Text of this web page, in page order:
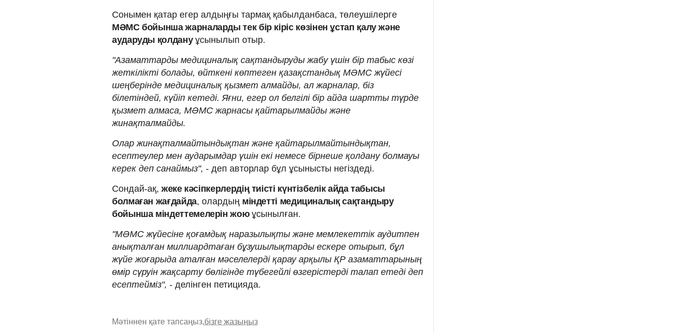
Сонымен қатар егер алдыңғы тармақ қабылданбаса, төлеушілерге
МӘМС бойынша жарналарды тек бір кіріс көзінен ұстап қалу және
аударуды қолдануұсынылып отыр.
"Азаматтарды медициналық сақтандыруды жабу үшін бір табыс көзі
жеткілікті болады, өйткені көптеген қазақстандық МӘМС жүйесі
шеңберінде медициналық қызмет алмайды, ал жарналар, біз
білетіндей, күйіп кетеді. Яғни, егер ол белгілі бір айда шартты түрде
қызмет алмаса, МӘМС жарнасы қайтарылмайды және
жинақталмайды.
Олар жинақталмайтындықтан және қайтарылмайтындықтан,
есептеулер мен аударымдар үшін екі немесе бірнеше қолдану болмауы
керек деп санаймыз", - деп авторлар бұл ұсынысты негіздеді.
Сондай-ақ, жеке кәсіпкерлердің тиісті күнтізбелік айда табысы
болмаған жағдайда, олардың міндетті медициналық сақтандыру
бойынша міндеттемелерін жоюұсынылған.
"МӘМС жүйесіне қоғамдық наразылықты және мемлекеттік аудитпен
анықталған миллиардтаған бұзушылықтарды ескере отырып, бұл
жүйе жоғарыда аталған мәселелерді қарау арқылы ҚР азаматтарының
өмір сүруін жақсарту бөлігінде түбегейлі өзгерістерді талап етеді деп
есептейміз", - делінген петицияда.
Мәтіннен қате тапсаңыз,бізге жазыңыз